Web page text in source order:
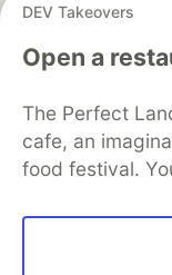
DEV Takeovers
Open a
The Perfect
cafe, an
food festival.
DEV Education
Free
Code of
Built on
Forem—
and